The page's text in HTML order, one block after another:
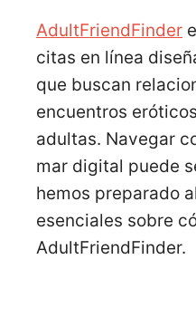
AdultFriendFinder
citas en línea
que buscan
encuentros
adultas. Navegar
mar digital puede
hemos preparado
esenciales sobre
AdultFriendFinder.